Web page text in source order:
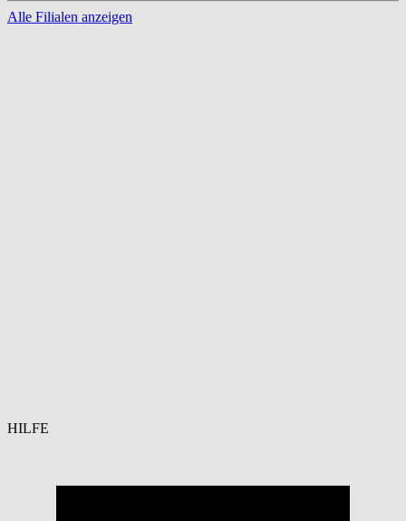
Alle Filialen anzeigen
HILFE